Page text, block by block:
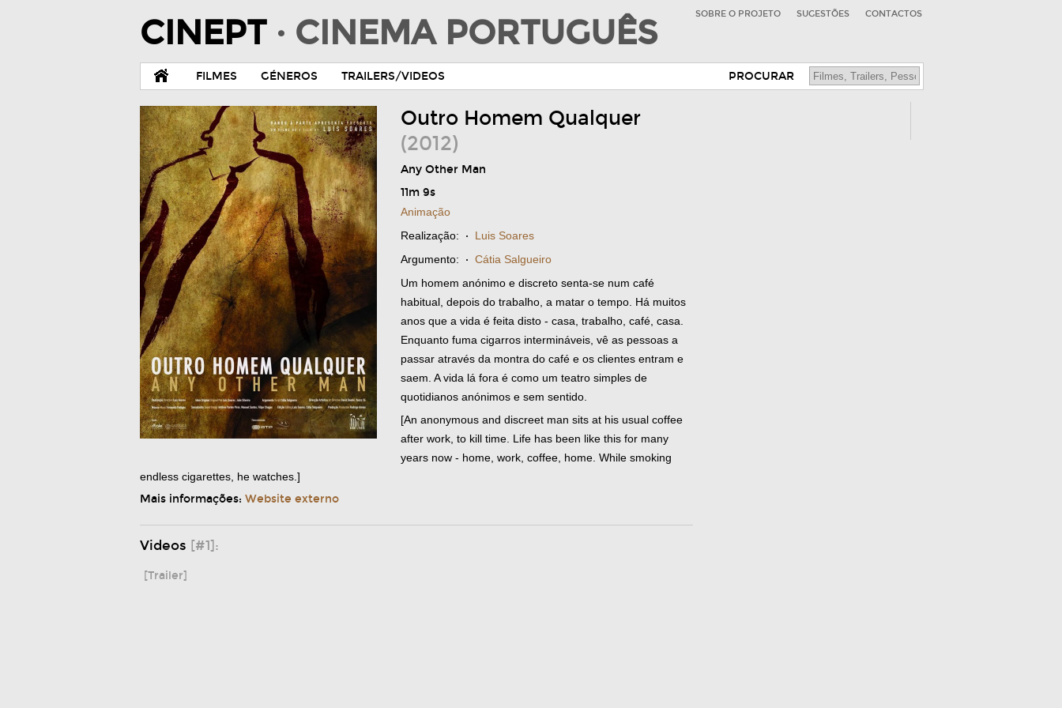
CINEPT · CINEMA PORTUGUÊS SOBRE O PROJETO SUGESTÕES CONTACTOS
FILMES GÉNEROS TRAILERS/VIDEOS PROCURAR
Outro Homem Qualquer
(2012)
Any Other Man
11m 9s
Animação
Realização: · Luis Soares
Argumento: · Cátia Salgueiro
Um homem anónimo e discreto senta-se num café
habitual, depois do trabalho, a matar o tempo. Há muitos
anos que a vida é feita disto - casa, trabalho, café, casa.
Enquanto fuma cigarros intermináveis, vê as pessoas a
passar através da montra do café e os clientes entram e
saem. A vida lá fora é como um teatro simples de
quotidianos anónimos e sem sentido.
[An anonymous and discreet man sits at his usual coffee
after work, to kill time. Life has been like this for many
years now - home, work, coffee, home. While smoking
endless cigarettes, he watches.]
Mais informações: Website externo
Videos [#1]:
[Trailer]